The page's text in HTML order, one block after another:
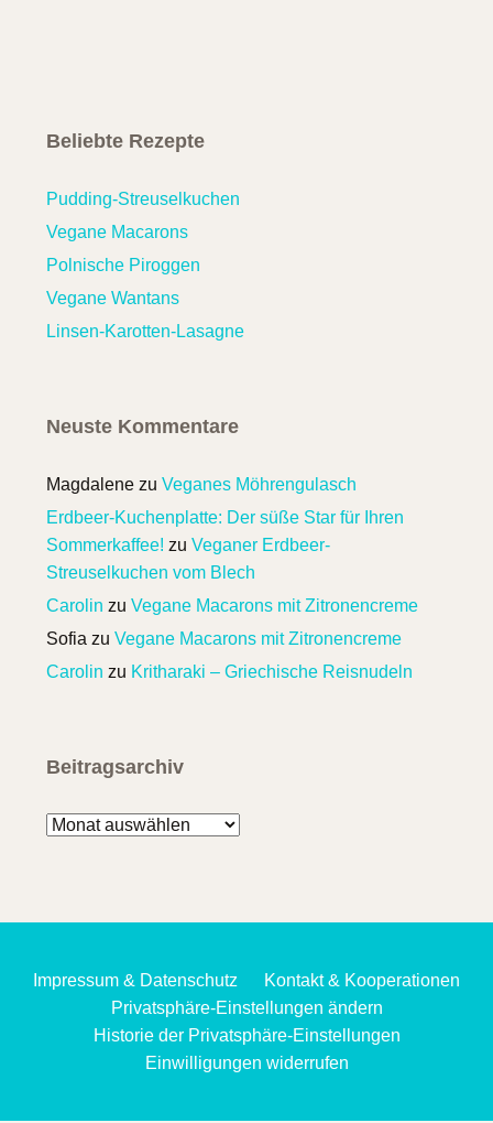
Beliebte Rezepte
Pudding-Streuselkuchen
Vegane Macarons
Polnische Piroggen
Vegane Wantans
Linsen-Karotten-Lasagne
Neuste Kommentare
Magdalenezu Veganes Möhrengulasch
Erdbeer-Kuchenplatte: Der süße Star für Ihren
Sommerkaffee! zu Veganer Erdbeer-
Streuselkuchen vom Blech
Carolin zu Vegane Macarons mit Zitronencreme
Sofia zu Vegane Macarons mit Zitronencreme
Carolin zu Kritharaki – Griechische Reisnudeln
Beitragsarchiv
Beitragsarchiv
Impressum & Datenschutz
Kontakt & Kooperationen
Privatsphäre-Einstellungen ändern
Historie der Privatsphäre-Einstellungen
Einwilligungen widerrufen